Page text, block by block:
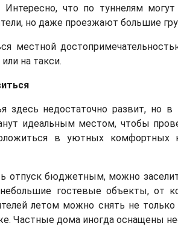
Интересно, что по туннелям
но даже проезжают большие
местной
на такси.
здесь недостаточно развит, но в
идеальным местом, чтобы
в уютных комфортных
отпуск бюджетным, можно
гостевые объекты, от
летом можно снять не
Частные дома иногда оснащены